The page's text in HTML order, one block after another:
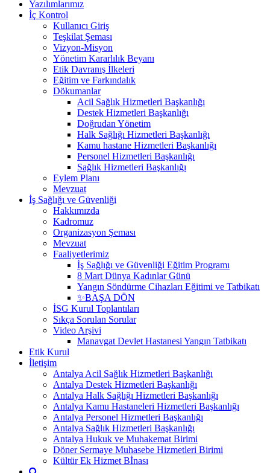
Yazılımlarımız
İç Kontrol
Kullanıcı Giriş
Teşkilat Şeması
Vizyon-Misyon
Yönetim Kararlılık Beyanı
Etik Davranış İlkeleri
Eğitim ve Farkındalık
Dökumanlar
Acil Sağlık Hizmetleri Başkanlığı
Destek Hizmetleri Başkanlığı
Doğrudan Yönetim
Halk Sağlığı Hizmetleri Başkanlığı
Kamu hastane Hizmetleri Başkanlığı
Personel Hizmetleri Başkanlığı
Sağlık Hizmetleri Başkanlığı
Eylem Planı
Mevzuat
İş Sağlığı ve Güvenliği
Hakkımızda
Kadromuz
Organizasyon Şeması
Mevzuat
Faaliyetlerimiz
İş Sağlığı ve Güvenliği Eğitim Programı
8 Mart Dünya Kadınlar Günü
Yangın Söndürme Cihazları Eğitimi ve Tatbikatı
✨BAŞA DÖN
İSG Kurul Toplantıları
Sıkça Sorulan Sorular
Video Arşivi
Manavgat Devlet Hastanesi Yangın Tatbikatı
Etik Kurul
İletişim
Antalya Acil Sağlık Hizmetleri Başkanlığı
Antalya Destek Hizmetleri Başkanlığı
Antalya Halk Sağlığı Hizmetleri Başkanlığı
Antalya Kamu Hastaneleri Hizmetleri Başkanlığı
Antalya Personel Hizmetleri Başkanlığı
Antalya Sağlık Hizmetleri Başkanlığı
Antalya Hukuk ve Muhakemat Birimi
Döner Sermaye Muhasebe Hizmetleri Birimi
Kültür Ek Hizmet Bİnası